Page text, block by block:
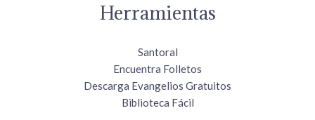
Herramientas
Santoral
Encuentra Folletos
Descarga Evangelios Gratuitos
Biblioteca Fácil